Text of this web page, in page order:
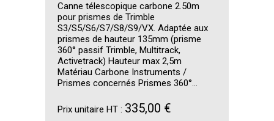
Canne télescopique carbone 2.50m
pour prismes de Trimble
S3/S5/S6/S7/S8/S9/VX. Adaptée aux
prismes de hauteur 135mm (prisme
360° passif Trimble, Multitrack,
Activetrack) Hauteur max 2,5m
Matériau Carbone Instruments /
Prismes concernés Prismes 360°...
Prix unitaire HT : 335,00 €